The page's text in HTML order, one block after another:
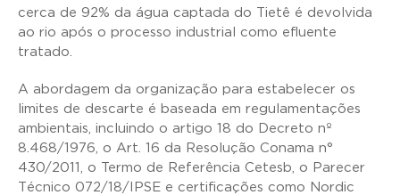
cerca de 92% da água captada do Tietê é devolvida
ao rio após o processo industrial como efluente
tratado.
A abordagem da organização para estabelecer os
limites de descarte é baseada em regulamentações
ambientais, incluindo o artigo 18 do Decreto nº
8.468/1976, o Art. 16 da Resolução Conama n°
430/2011, o Termo de Referência Cetesb, o Parecer
Técnico 072/18/IPSE e certificações como Nordic